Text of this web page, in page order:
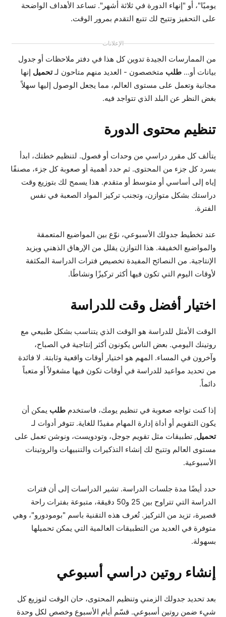
يوميًا"، أو "إنهاء الدورة في ثلاثة أشهر". تساعد الأهداف الواضحة
على التحفيز وتتيح لك تتبع التقدم بمرور الوقت.
الإعلانات
من الممارسات الجيدة تدوين كل هذا في دفتر ملاحظات أو جدول
بيانات أو... طلب متخصصون - العديد منهم متاحون لـتحميل إنها
مجانية وتعمل على مستوى العالم، مما يجعل الوصول إليها سهلاً
بغض النظر عن البلد الذي تتواجد فيه.
تنظيم محتوى الدورة
يتألف كل مقرر دراسي من وحدات أو فصول. لتنظيم خطتك، ابدأ
بسرد كل جزء من المحتوى. ثم حدد أهمية أو صعوبة كل جزء، مصنفًا
إياه إلى أساسي أو متوسط أو متقدم. هذا يسمح لك بتوزيع وقت
دراستك بشكل متوازن، وتجنب تركيز المواد الصعبة في نفس
الفترة.
عند تخطيط جدولك الأسبوعي، نوّع بين المواضيع المتعمقة
والمواضيع الخفيفة. هذا التوازن يقلل من الإرهاق الذهني ويزيد
الإنتاجية. من النصائح المفيدة تخصيص فترات الدراسة المكثفة
لأوقات اليوم التي تكون فيها أكثر تركيزًا ونشاطًا.
اختيار أفضل وقت للدراسة
الوقت الأمثل للدراسة هو الوقت الذي يتناسب بشكل طبيعي مع
روتينك اليومي. بعض الناس يكونون أكثر إنتاجية في الصباح،
وآخرون في المساء. المهم هو اختيار أوقات واقعية وثابتة. لا فائدة
من تحديد مواعيد للدراسة في أوقات تكون فيها مشغولاً أو متعباً
دائماً.
إذا كنت تواجه صعوبة في تنظيم يومك، فاستخدم طلب يمكن أن
يكون التقويم أو أداة إدارة المهام مفيدًا للغاية. تتوفر أدوات لـ
تحميل, تطبيقات مثل تقويم جوجل، وتودويست، ونوشن تعمل على
مستوى العالم وتتيح لك إنشاء التذكيرات والتنبيهات والروتينات
الأسبوعية.
حدد أيضًا مدة جلسات الدراسة. تشير الدراسات إلى أن فترات
الدراسة التي تتراوح بين 25 و50 دقيقة، متبوعة بفترات راحة
قصيرة، تزيد من التركيز. تُعرف هذه التقنية باسم "بومودورو"، وهي
متوفرة في العديد من التطبيقات العالمية التي يمكن تحميلها
بسهولة.
إنشاء روتين دراسي أسبوعي
بعد تحديد جدولك الزمني وتنظيم المحتوى، حان الوقت لتوزيع كل
شيء ضمن روتين أسبوعي. قسّم أيام الأسبوع وخصص لكل وحدة